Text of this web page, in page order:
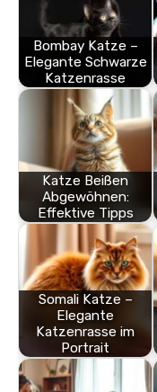
Bombay Katze –
Elegante Schwarze
Katzenrasse
Katze Beißen
Abgewöhnen:
Effektive Tipps
Somali Katze –
Elegante
Katzenrasse im
Portrait